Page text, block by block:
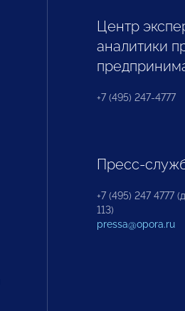
Центр
аналитики
+7 (495) 247-4777
Пресс-
+7 (495) 247 4777
113)
pressa@opora.ru